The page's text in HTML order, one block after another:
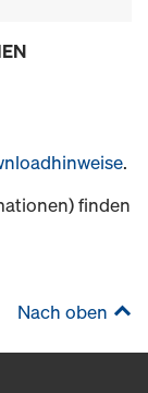
.
finden
Nach oben